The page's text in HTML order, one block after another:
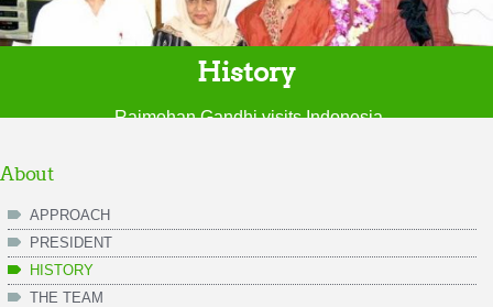
History
Rajmohan Gandhi visits Indonesia
About
APPROACH
PRESIDENT
HISTORY
THE TEAM